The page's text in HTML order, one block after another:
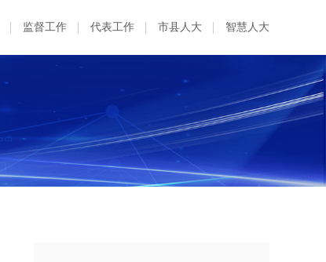
监督工作 代表工作 市县人大 智慧人大